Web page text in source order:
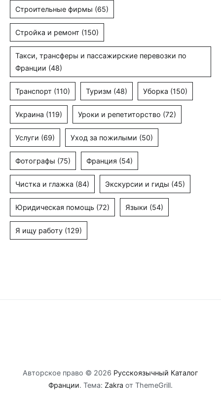
Строительные фирмы (65)
Стройка и ремонт (150)
Такси, трансферы и пассажирские перевозки по
Франции (48)
Транспорт (110) Туризм (48) Уборка (150)
Украина (119) Уроки и репетиторство (72)
Услуги (69) Уход за пожилыми (50)
Фотографы (75) Франция (54)
Чистка и глажка (84) Экскурсии и гиды (45)
Юридическая помощь (72) Языки (54)
Я ищу работу (129)
Авторское право © 2026 Русскоязычный Каталог
Франции. Тема: Zakra от ThemeGrill.